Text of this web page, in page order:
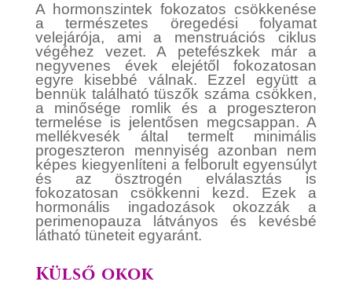
A hormonszintek fokozatos csökkenése
a természetes öregedési folyamat
velejárója, ami a menstruációs ciklus
végéhez vezet. A petefészkek már a
negyvenes évek elejétől fokozatosan
egyre kisebbé válnak. Ezzel együtt a
bennük található tüszők száma csökken,
a minősége romlik és a progeszteron
termelése is jelentősen megcsappan. A
mellékvesék által termelt minimális
progeszteron mennyiség azonban nem
képes kiegyenlíteni a felborult egyensúlyt
és az ösztrogén elválasztás is
fokozatosan csökkenni kezd. Ezek a
hormonális ingadozások okozzák a
perimenopauza látványos és kevésbé
látható tüneteit egyaránt.
Külső okok